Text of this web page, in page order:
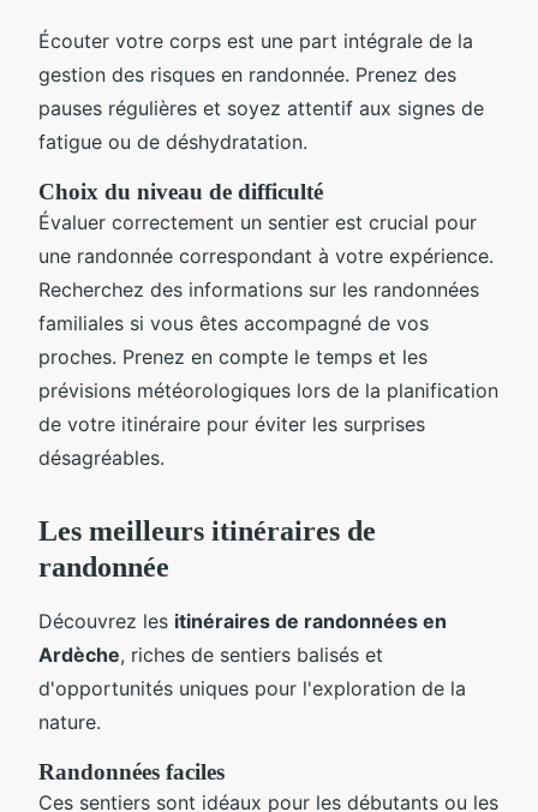
Écouter votre corps est une part intégrale de la
gestion des risques en randonnée. Prenez des
pauses régulières et soyez attentif aux signes de
fatigue ou de déshydratation.
Choix du niveau de difficulté
Évaluer correctement un sentier est crucial pour
une randonnée correspondant à votre expérience.
Recherchez des informations sur les randonnées
familiales si vous êtes accompagné de vos
proches. Prenez en compte le temps et les
prévisions météorologiques lors de la planification
de votre itinéraire pour éviter les surprises
désagréables.
Les meilleurs itinéraires de
randonnée
Découvrez les itinéraires de randonnées en
Ardèche, riches de sentiers balisés et
d'opportunités uniques pour l'exploration de la
nature.
Randonnées faciles
Ces sentiers sont idéaux pour les débutants ou les